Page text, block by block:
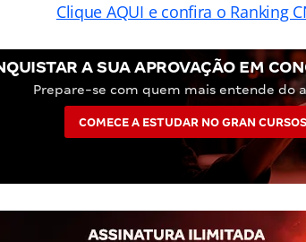
Clique AQUI e confira o Ranking
A SUA APROVAÇÃO EM
Prepare-se com quem mais entende do
COMECE A ESTUDAR NO GRAN CURSOS